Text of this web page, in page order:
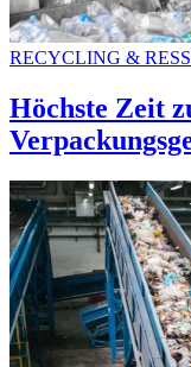
RECYCLING &
Höchste Zeit